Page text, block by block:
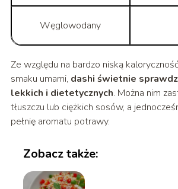
Węglowodany
Ze względu na bardzo niską
smaku umami, dashi świetnie
lekkich i dietetycznych. Można nim
tłuszczu lub ciężkich sosów, a
pełnię aromatu potrawy.
Zobacz także: